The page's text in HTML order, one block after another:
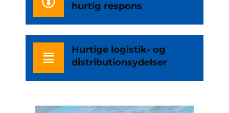
hurtig respons
Hurtige logistik- og
distributionsydelser